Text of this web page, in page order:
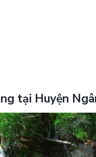
tại Huyện